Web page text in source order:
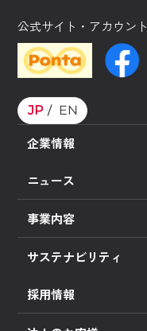
公式サイト・アカウント
JP EN
企業情報
ニュース
事業内容
サステナビリティ
採用情報